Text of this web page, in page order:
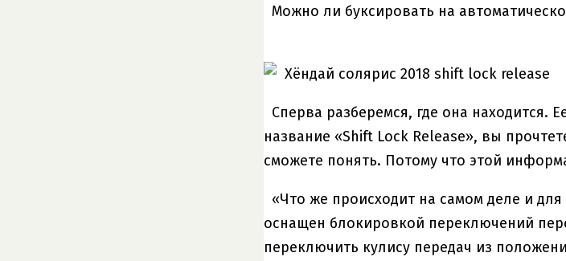
Можно ли буксировать на
Сперва разберемся, где она находится.
название «Shift Lock Release», вы
сможете понять. Потому что этой
«Что же происходит на самом деле и
оснащен блокировкой переключений
переключить кулису передач из